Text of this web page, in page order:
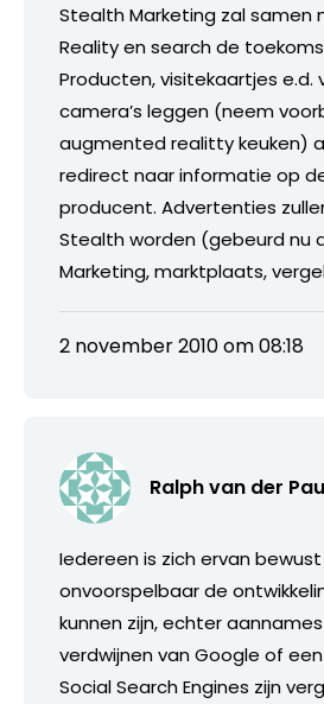
Stealth Marketing zal
Reality en search de
Producten, visitekaartjes e.d.
camera’s leggen (neem
augmented realitty keuken)
redirect naar informatie op
producent. Advertenties
Stealth worden (gebeurd nu
Marketing, marktplaats,
2 november 2010 om 08:18
Ralph van der
Iedereen is zich ervan
onvoorspelbaar de
kunnen zijn, echter
verdwijnen van Google of
Social Search Engines zijn